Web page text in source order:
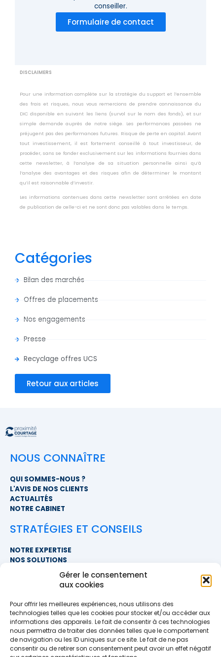
Gérer le consentement
aux cookies
Pour offrir les meilleures expériences, nous utilisons des
technologies telles que les cookies pour stocker et/ou accéder aux
informations des appareils. Le fait de consentir à ces technologies
nous permettra de traiter des données telles que le comportement
de navigation ou les ID uniques sur ce site. Le fait de ne pas
consentir ou de retirer son consentement peut avoir un effet négatif
conseiller.
Formulaire de contact
DISCLAIMERS
Pour une information complète sur la stratégie du support et l’ensemble
des frais et risques, nous vous remercions de prendre connaissance du
DIC disponible en suivant les liens (survol sur le nom des fonds), et sur
simple demande auprès de notre siège. Les performances passées ne
préjugent pas des performances futures. Risque de perte en capital. Avant
tout investissement, il est fortement conseillé à tout investisseur, de
procéder, sans se fonder exclusivement sur les informations fournies dans
cette newsletter, à l’analyse de sa situation personnelle ainsi qu’à
l’analyse des avantages et des risques afin de déterminer le montant
qu’il est raisonnable d’investir.
Les informations contenues dans cette newsletter sont arrêtées en date
de publication de celle-ci et ne sont donc pas valables dans le temps.
Catégories
Bilan des marchés
Offres de placements
Nos engagements
Presse
Recyclage offres UCS
Retour aux articles
NOUS CONNAÎTRE
QUI SOMMES-NOUS ?
L'AVIS DE NOS CLIENTS
ACTUALITÉS
NOTRE CABINET
STRATÉGIES ET CONSEILS
NOTRE EXPERTISE
NOS SOLUTIONS
NOUS CONTACTER
SIÈGE SOCIAL
PROXIMITÉ COURTAGE
678 BOULEVARD DES HUNAUDIÈRES
72230 RUAUDIN
TÉLÉPHONE >> AFFICHER LE NUMÉRO <<
EMAIL